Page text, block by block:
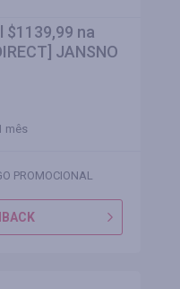
na
JANSNO
mês
PROMOCIONAL